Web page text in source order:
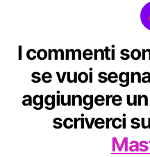
I commenti
se vuoi
aggiungere
scriverci